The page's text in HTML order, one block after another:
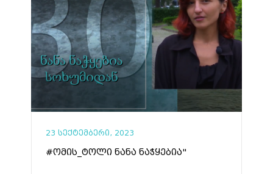
23 სექტემბერი, 2023
#ომის_ტოლი ნანა ნაჭყებია"